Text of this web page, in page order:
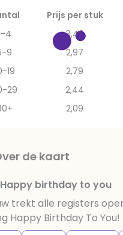
Prijs per stuk
4
3,49
9
2,97
19
2,79
29
2,44
2,09
de kaart
birthday to you
trekt alle registers
Happy Birthday To You!